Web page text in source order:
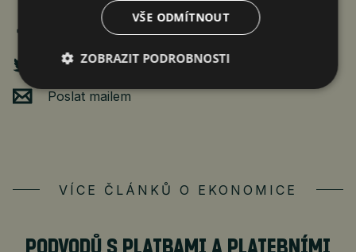
Poslat mailem
VÍCE ČLÁNKŮ O EKONOMICE
VŠE ODMÍTNOUT
ZOBRAZIT PODROBNOSTI